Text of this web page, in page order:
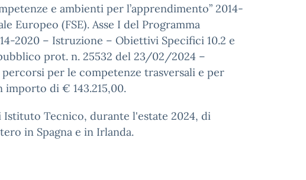
e ambienti per l’apprendimento” 2014-
Europeo (FSE). Asse I del Programma
2020 – Istruzione – Obiettivi Specifici 10.2 e
pubblico prot. n. 25532 del 23/02/2024 –
per le competenze trasversali e per
importo di € 143.215,00.
Tecnico, durante l'estate 2024, di
in Spagna e in Irlanda.